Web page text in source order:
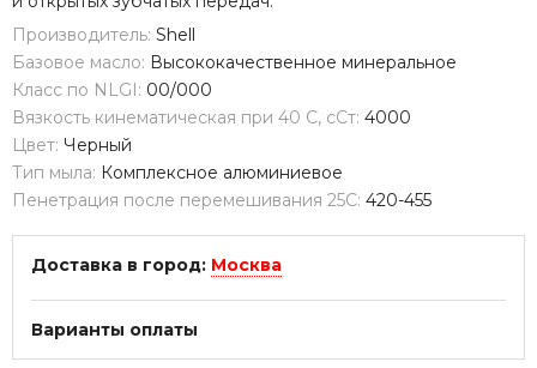
Производитель: Shell
Базовое масло: Высококачественное минеральное
Класс по NLGI: 00/000
Вязкость кинематическая при 40 С, сСт: 4000
Цвет: Черный
Тип мыла: Комплексное алюминиевое
Пенетрация после перемешивания 25С: 420-455
Доставка в город: Москва
Варианты оплаты